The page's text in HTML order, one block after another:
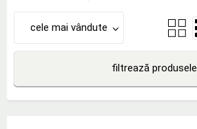
cele mai vândute
filtrează produsele